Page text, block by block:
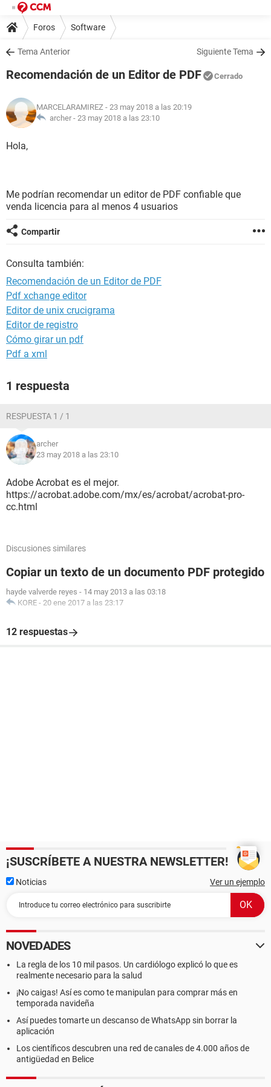
Foros Software
Tema Anterior Siguiente Tema
Recomendación de un Editor de PDF Cerrado
MARCELARAMIREZ - 23 may 2018 a las 20:19
archer - 23 may 2018 a las 23:10
Hola,
Me podrían recomendar un editor de PDF confiable que
venda licencia para al menos 4 usuarios
Compartir
Consulta también:
Recomendación de un Editor de PDF
Pdf xchange editor
Editor de unix crucigrama
Editor de registro
Cómo girar un pdf
Pdf a xml
1 respuesta
RESPUESTA 1 / 1
archer
23 may 2018 a las 23:10
Adobe Acrobat es el mejor.
https://acrobat.adobe.com/mx/es/acrobat/acrobat-pro-
cc.html
Discusiones similares
Copiar un texto de un documento PDF protegido
hayde valverde reyes - 14 may 2013 a las 03:18
KORE - 20 ene 2017 a las 23:17
12 respuestas
¡SUSCRÍBETE A NUESTRA NEWSLETTER!
Noticias Ver un ejemplo
NOVEDADES
La regla de los 10 mil pasos. Un cardiólogo explicó lo que es
realmente necesario para la salud
¡No caigas! Así es como te manipulan para comprar más en
temporada navideña
Así puedes tomarte un descanso de WhatsApp sin borrar la
aplicación
Los científicos descubren una red de canales de 4.000 años de
antigüedad en Belice